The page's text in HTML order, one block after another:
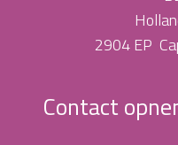
2904 EP
Contact